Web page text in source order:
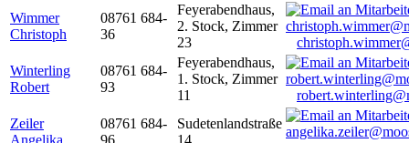
Wimmer
Christoph
08761 684-
36
Feyerabendhaus,
2. Stock, Zimmer
23
Winterling
Robert
08761 684-
93
Feyerabendhaus,
1. Stock, Zimmer
11
Zeiler
Angelika
08761 684-
96
Sudetenlandstraße
14